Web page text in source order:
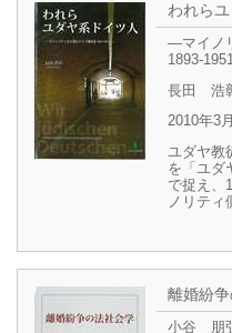
われら
―マイノ
1893-
長田 浩
2010年3
ユダヤ教
を「ユダ
で捉え、
ノリティ
離婚紛
小谷 朋